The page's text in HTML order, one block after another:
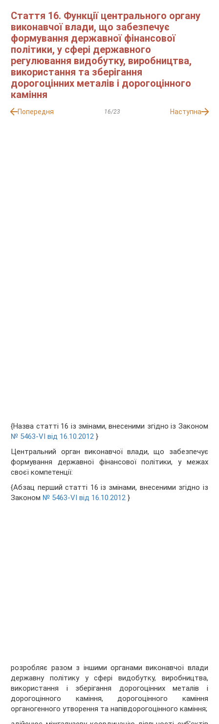
Стаття 16. Функції центрального органу
виконавчої влади, що забезпечує
формування державної фінансової
політики, у сфері державного
регулювання видобутку, виробництва,
використання та зберігання
дорогоцінних металів і дорогоцінного
каміння
Попередня 16/23 Наступна
{Назва статті 16 із змінами, внесеними згідно із Законом
№ 5463-VI від 16.10.2012 }
Центральний орган виконавчої влади, що забезпечує
формування державної фінансової політики, у межах
своєї компетенції:
{Абзац перший статті 16 із змінами, внесеними згідно із
Законом № 5463-VI від 16.10.2012 }
розробляє разом з іншими органами виконавчої влади
державну політику у сфері видобутку, виробництва,
використання і зберігання дорогоцінних металів і
дорогоцінного каміння, дорогоцінного каміння
органогенного утворення та напівдорогоцінного каміння;